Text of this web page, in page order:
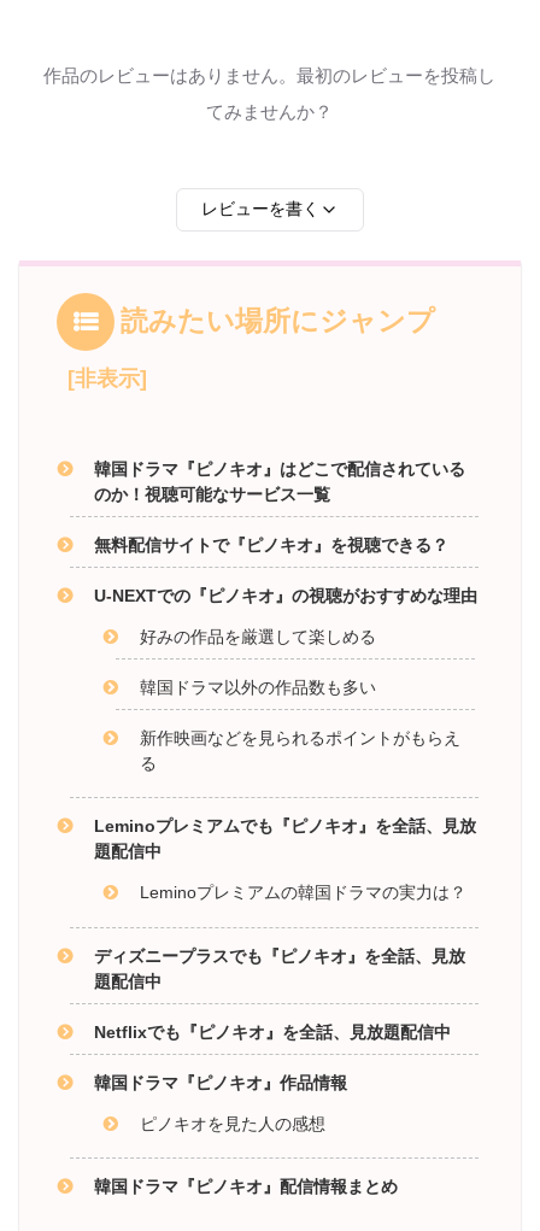
作品のレビューはありません。最初のレビューを投稿し
てみませんか？
レビューを書く
読みたい場所にジャンプ
韓国ドラマ『ピノキオ』はどこで配信されている
のか！視聴可能なサービス一覧
無料配信サイトで『ピノキオ』を視聴できる？
U-NEXTでの『ピノキオ』の視聴がおすすめな理由
好みの作品を厳選して楽しめる
韓国ドラマ以外の作品数も多い
新作映画などを見られるポイントがもらえ
る
Leminoプレミアムでも『ピノキオ』を全話、見放
題配信中
Leminoプレミアムの韓国ドラマの実力は？
ディズニープラスでも『ピノキオ』を全話、見放
題配信中
Netflixでも『ピノキオ』を全話、見放題配信中
韓国ドラマ『ピノキオ』作品情報
ピノキオを見た人の感想
韓国ドラマ『ピノキオ』配信情報まとめ